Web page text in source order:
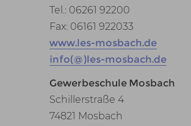
Tel.: 06261 92200
Fax: 06161 922033
www.les-mosbach.de
info(@)les-mosbach.de
Gewerbeschule Mosbach
Schillerstraße 4
74821 Mosbach